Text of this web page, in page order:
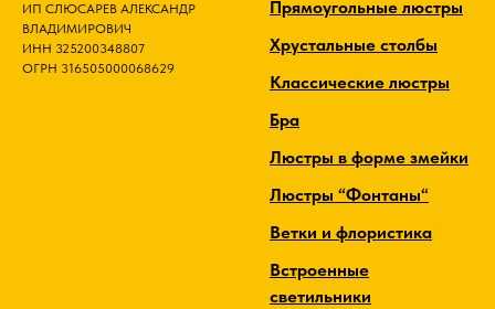
ИП СЛЮСАРЕВ АЛЕКСАНДР
ВЛАДИМИРОВИЧ
ИНН 325200348807
ОГРН 316505000068629
Прямоугольные люстры
Хрустальные столбы
Классические люстры
Бра
Люстры в форме змейки
Люстры “Фонтаны“
Ветки и флористика
Встроенные
светильники